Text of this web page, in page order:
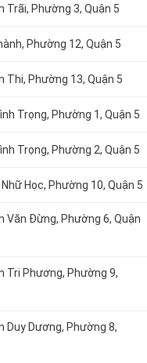
Phường 3, Quận 5
Phường 12, Quận 5
Thi, Phường 13, Quận 5
Trọng, Phường 1, Quận 5
Trọng, Phường 2, Quận 5
Học, Phường 10, Quận 5
Văn Đừng, Phường 6, Quận
Tri Phương, Phường 9,
Duy Dương, Phường 8,